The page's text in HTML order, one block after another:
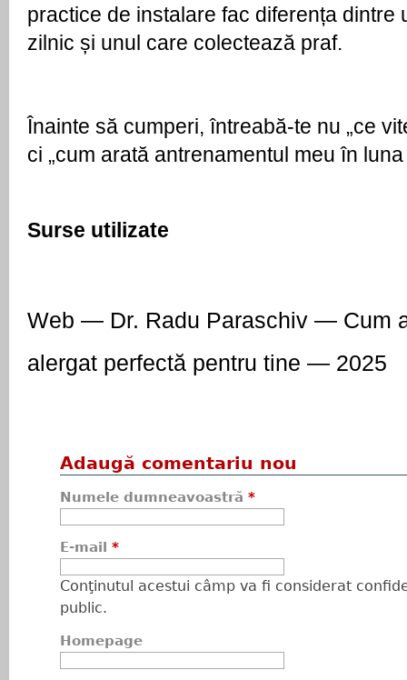
practice de instalare fac diferența dintre
zilnic și unul care colectează praf.
Înainte să cumperi, întreabă-te nu „ce
ci „cum arată antrenamentul meu în
Surse utilizate
Web — Dr. Radu Paraschiv — Cum
alergat perfectă pentru tine — 2025
Adaugă comentariu nou
Numele dumneavoastră *
E-mail *
Conţinutul acestui câmp va fi considerat
public.
Homepage